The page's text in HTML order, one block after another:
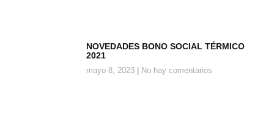
NOVEDADES BONO SOCIAL TÉRMICO
2021
mayo 8, 2023 No hay comentarios